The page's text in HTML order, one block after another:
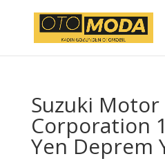
Suzuki Motor
Corporation
Yen Deprem